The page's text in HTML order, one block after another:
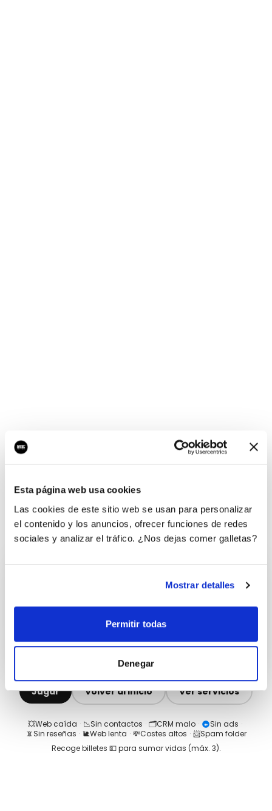
Esta página web usa cookies
Las cookies de este sitio web se usan para personalizar
el contenido y los anuncios, ofrecer funciones de redes
sociales y analizar el tráfico. ¿Nos dejas comer galletas?
Mostrar detalles
Permitir todas
Denegar
¡Ups, no hay nada por
aquí!
¿Quieres jugar al juego del empresario?
Jugar Volver al inicio Ver servicios
💥Web caída · 📉Sin contactos · 🗂️CRM malo · Sin ads ·
📵Sin reseñas · 🐌Web lenta · 💸Costes altos · 📨Spam folder
Recoge billetes 💵 para sumar vidas (máx. 3).